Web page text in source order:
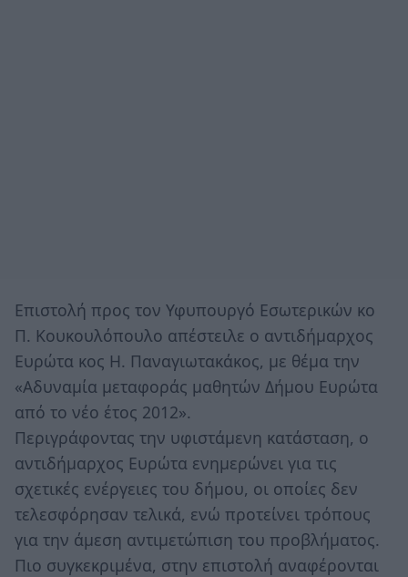
Επιστολή προς τον Υφυπουργό Εσωτερικών κο
Π. Κουκουλόπουλο απέστειλε ο αντιδήμαρχος
Ευρώτα κος Η. Παναγιωτακάκος, με θέμα την
«Αδυναμία μεταφοράς μαθητών Δήμου Ευρώτα
από το νέο έτος 2012».
Περιγράφοντας την υφιστάμενη κατάσταση, ο
αντιδήμαρχος Ευρώτα ενημερώνει για τις
σχετικές ενέργειες του δήμου, οι οποίες δεν
τελεσφόρησαν τελικά, ενώ προτείνει τρόπους
για την άμεση αντιμετώπιση του προβλήματος.
Πιο συγκεκριμένα, στην επιστολή αναφέρονται